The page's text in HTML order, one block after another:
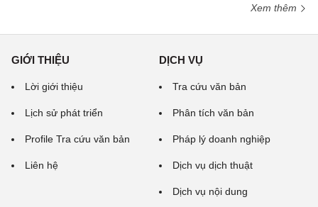
Xem thêm
GIỚI THIỆU
Lời giới thiệu
Lịch sử phát triển
Profile Tra cứu văn bản
Liên hệ
DỊCH VỤ
Tra cứu văn bản
Phân tích văn bản
Pháp lý doanh nghiệp
Dịch vụ dịch thuật
Dịch vụ nội dung